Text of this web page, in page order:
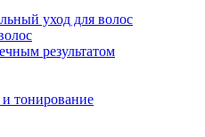
уход для волос
результатом
тонирование